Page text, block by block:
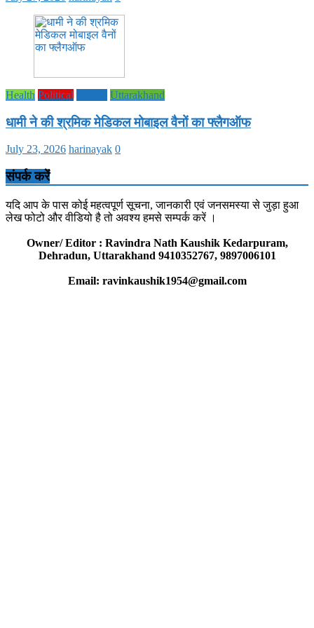
Health Political Uttarakhand
धामी ने की श्रमिक मेडिकल मोबाइल वैनों का फ्लैगऑफ
July 23, 2026 harinayak 0
संपर्क करें
यदि आप के पास कोई महत्वपूर्ण सूचना, जानकारी एवं जनसमस्या से जुड़ा हुआ
लेख फोटो और वीडियो है तो अवश्य हमसे सम्पर्क करें ।
Owner/ Editor : Ravindra Nath Kaushik Kedarpuram,
Dehradun, Uttarakhand 9410352767, 9897006101
Email: ravinkaushik1954@gmail.com